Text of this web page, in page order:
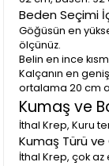
Beden Seçimi
Göğüsün en
ölçünüz.
Belin en ince
Kalçanın en
ortalama 20 cm
Kumaş ve
İthal Krep, Kuru
Kumaş Türü ve
İthal Krep, çok az